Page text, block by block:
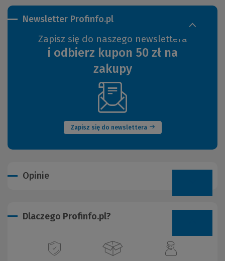
Newsletter Profinfo.pl
Zapisz się do naszego newslettera
i odbierz kupon 50 zł na
zakupy
Zapisz się do newslettera
(Nowe
okno)
Opinie
Dlaczego Profinfo.pl?